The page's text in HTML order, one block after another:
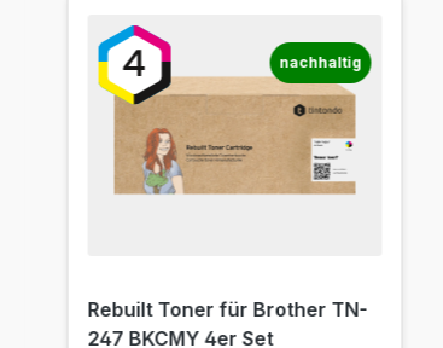
nachhaltig
Rebuilt Toner für Brother TN-
247 BKCMY 4er Set